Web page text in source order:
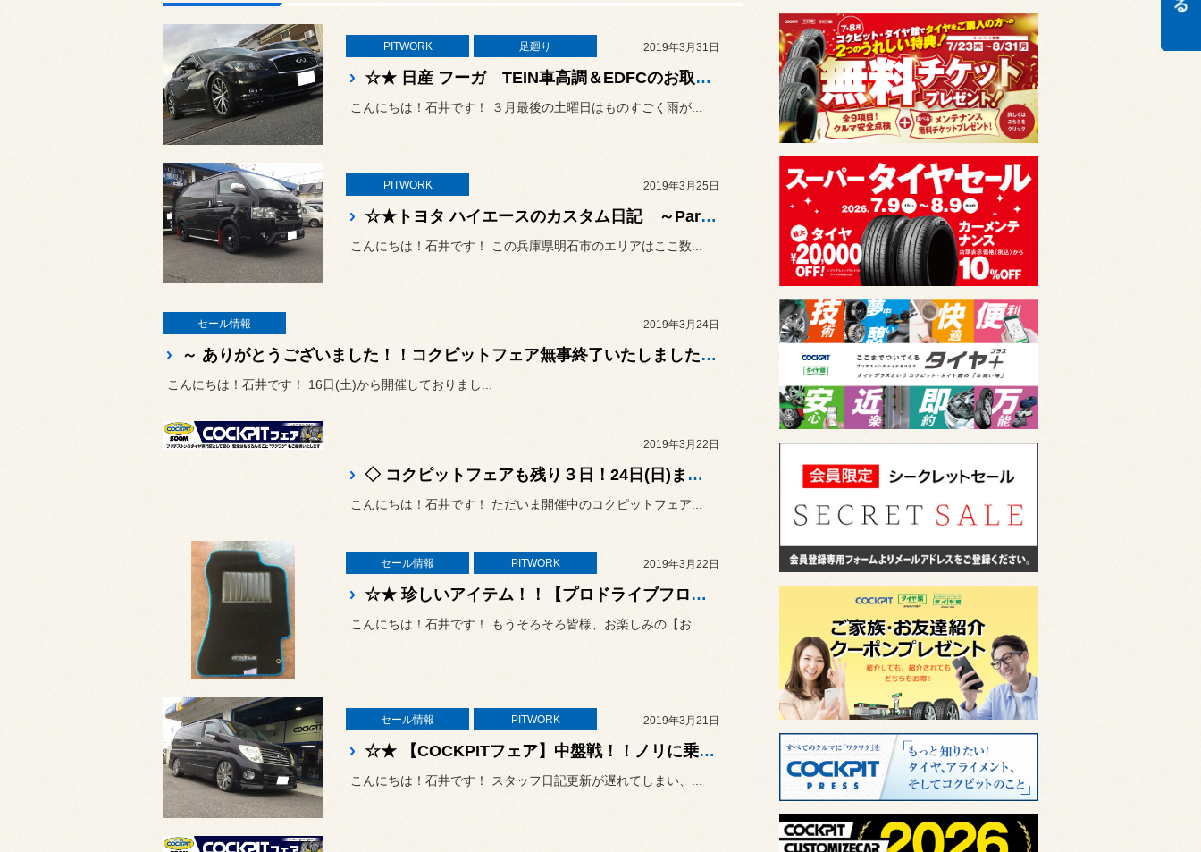
PITWORK 足廻り 2019年3月31日
☆★ 日産 フーガ TEIN車高調＆EDFCのお取り付け！！☆★
こんにちは！石井です！ ３月最後の土曜日はものすごく雨が...
PITWORK 2019年3月25日
☆★トヨタ ハイエースのカスタム日記 ～Part.1 オーリンズショック交換、ガッツミラー交換など ～☆★
こんにちは！石井です！ この兵庫県明石市のエリアはここ数...
セール情報 2019年3月24日
～ ありがとうございました！！コクピットフェア無事終了いたしました！ ～
こんにちは！石井です！ 16日(土)から開催しておりまし...
2019年3月22日
◇ コクピットフェアも残り３日！24日(日)までの開催です！！◇
こんにちは！石井です！ ただいま開催中のコクピットフェア...
セール情報 PITWORK 2019年3月22日
☆★ 珍しいアイテム！！【プロドライブフロアマット】皆様ご存知ですか？？ ☆★
こんにちは！石井です！ もうそろそろ皆様、お楽しみの【お...
セール情報 PITWORK 2019年3月21日
☆★ 【COCKPITフェア】中盤戦！！ノリに乗ってます♪♪ E51 エルグランド ブリッツ車高調お取り付け＆リアキャンバーカム穴加工 ☆★
こんにちは！石井です！ スタッフ日記更新が遅れてしまい、...